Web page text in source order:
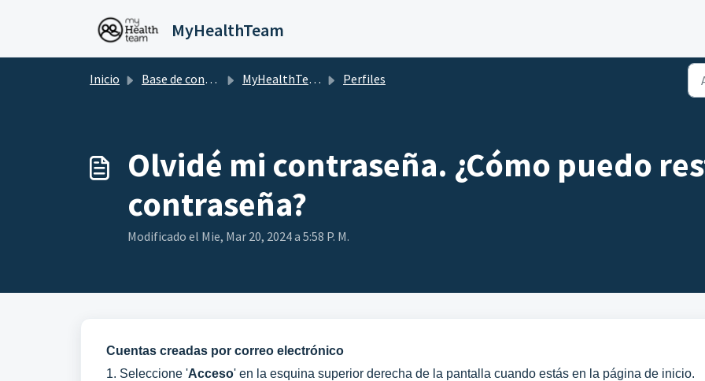
MyHealthTeam
Inicio Base de conocimientos MyHealthTeam Perfiles
Olvidé mi contraseña. ¿Cómo puedo
contraseña?
Modificado el Mie, Mar 20, 2024 a 5:58 P. M.
Cuentas creadas por correo electrónico
1. Seleccione 'Acceso' en la esquina superior derecha de la pantalla cuando estás en la página de inicio.